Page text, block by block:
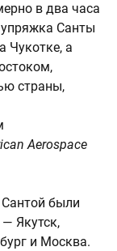
в два часа
Санты
Чукотке, а
страны,
Aerospace
Сантой были
Якутск,
и Москва.